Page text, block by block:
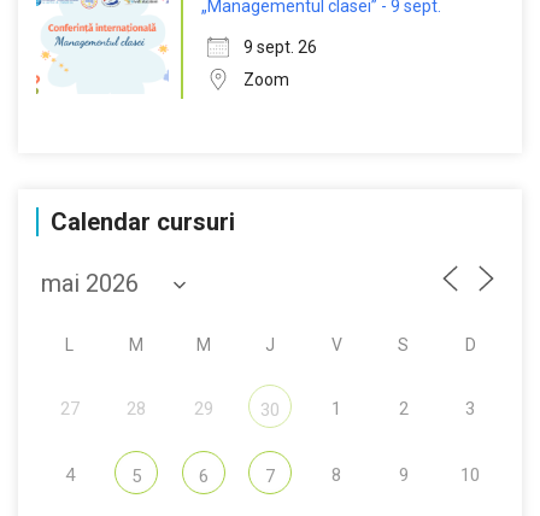
„Managementul clasei” - 9 sept.
9 sept. 26
Zoom
Calendar cursuri
M M J V S D
27 28 29 30 1 2 3
4 5 6 7 8 9 10